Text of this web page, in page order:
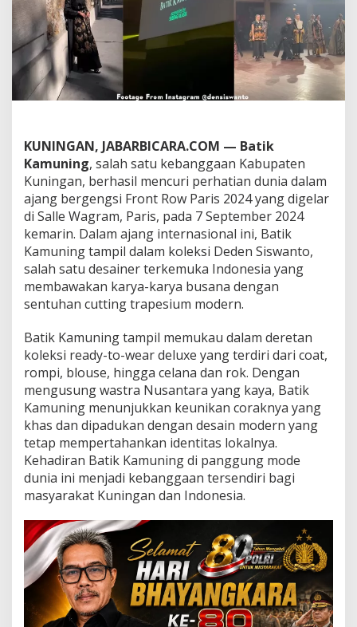
n
B
s
i
a
r
d
i
A
j
a
n
g
r
o
n
t
R
o
P
a
r
i
s
2
0
4
KUNINGAN, JABARBICARA.COM — Batik
Kamuning, salah satu kebanggaan Kabupaten
Kuningan, berhasil mencuri perhatian dunia dalam
ajang bergengsi Front Row Paris 2024 yang digelar
di Salle Wagram, Paris, pada 7 September 2024
kemarin. Dalam ajang internasional ini, Batik
Kamuning tampil dalam koleksi Deden Siswanto,
salah satu desainer terkemuka Indonesia yang
membawakan karya-karya busana dengan
sentuhan cutting trapesium modern.
Batik Kamuning tampil memukau dalam deretan
koleksi ready-to-wear deluxe yang terdiri dari coat,
rompi, blouse, hingga celana dan rok. Dengan
mengusung wastra Nusantara yang kaya, Batik
Kamuning menunjukkan keunikan coraknya yang
khas dan dipadukan dengan desain modern yang
tetap mempertahankan identitas lokalnya.
Kehadiran Batik Kamuning di panggung mode
dunia ini menjadi kebanggaan tersendiri bagi
masyarakat Kuningan dan Indonesia.